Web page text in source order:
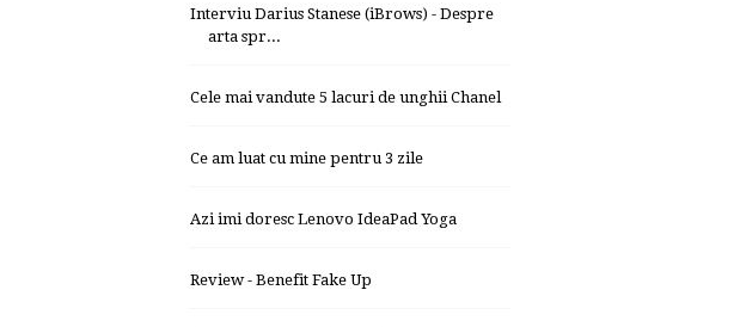
Interviu Darius Stanese (iBrows) - Despre
arta spr...
Cele mai vandute 5 lacuri de unghii Chanel
Ce am luat cu mine pentru 3 zile
Azi imi doresc Lenovo IdeaPad Yoga
Review - Benefit Fake Up